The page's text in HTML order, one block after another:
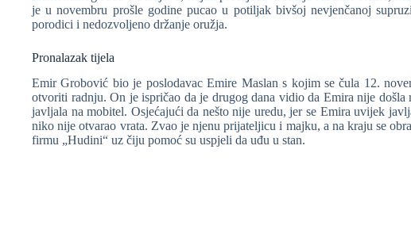
je u novembru prošle godine pucao u potiljak bivšoj nevjenčanoj
porodici i nedozvoljeno držanje oružja.
Pronalazak tijela
Emir Grobović bio je poslodavac Emire Maslan s kojim se čula 12.
otvoriti radnju. On je ispričao da je drugog dana vidio da Emira nije
javljala na mobitel. Osjećajući da nešto nije uredu, jer se Emira uvijek
niko nije otvarao vrata. Zvao je njenu prijateljicu i majku, a na kraju se
firmu „Hudini“ uz čiju pomoć su uspjeli da uđu u stan.
❆
❆